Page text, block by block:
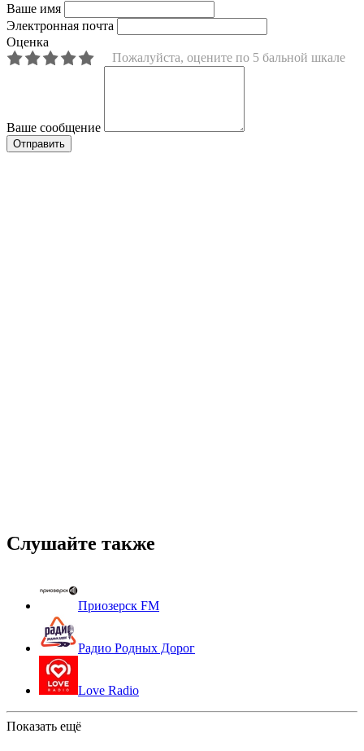
Ваше имя
Электронная почта
Оценка
Пожалуйста, оцените по 5 бальной шкале
Ваше сообщение
Слушайте также
Приозерск FМ
Радио Родных Дорог
Love Radio
Показать ещё